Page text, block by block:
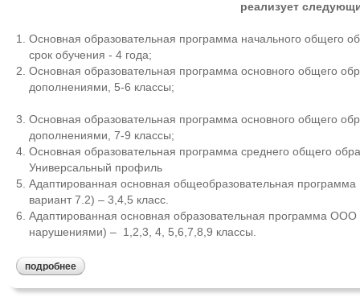
реализует
Основная образовательная программа начального общего
срок обучения - 4 года;
Основная образовательная программа основного общего
дополнениями, 5-6 классы;
Основная образовательная программа основного общего
дополнениями, 7-9 классы;
Основная образовательная программа среднего общего
Универсальный профиль
Адаптированная основная общеобразовательная
вариант 7.2) – 3,4,5 класс.
Адаптированная основная образовательная программа
нарушениями) – 1,2,3, 4, 5,6,7,8,9 классы.
подробнее